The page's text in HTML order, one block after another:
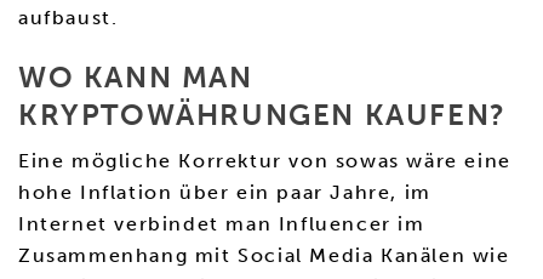
aufbaust.
WO KANN MAN
KRYPTOWÄHRUNGEN KAUFEN?
Eine mögliche Korrektur von sowas wäre eine
hohe Inflation über ein paar Jahre, im
Internet verbindet man Influencer im
Zusammenhang mit Social Media Kanälen wie